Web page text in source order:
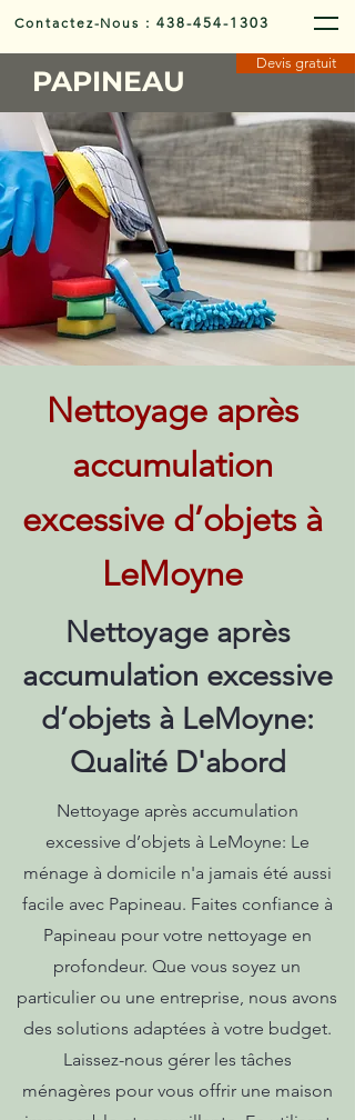
Contactez-Nous :438-454-1303
PAPINEAU
Devis gratuit
Nettoyage après
accumulation
excessive d’objets à
LeMoyne
Nettoyage après
accumulation excessive
d’objets à LeMoyne:
Qualité D'abord
Nettoyage après accumulation
excessive d’objets à LeMoyne: Le
ménage à domicile n'a jamais été aussi
facile avec Papineau. Faites confiance à
Papineau pour votre nettoyage en
profondeur. Que vous soyez un
particulier ou une entreprise, nous avons
des solutions adaptées à votre budget.
Laissez-nous gérer les tâches
ménagères pour vous offrir une maison